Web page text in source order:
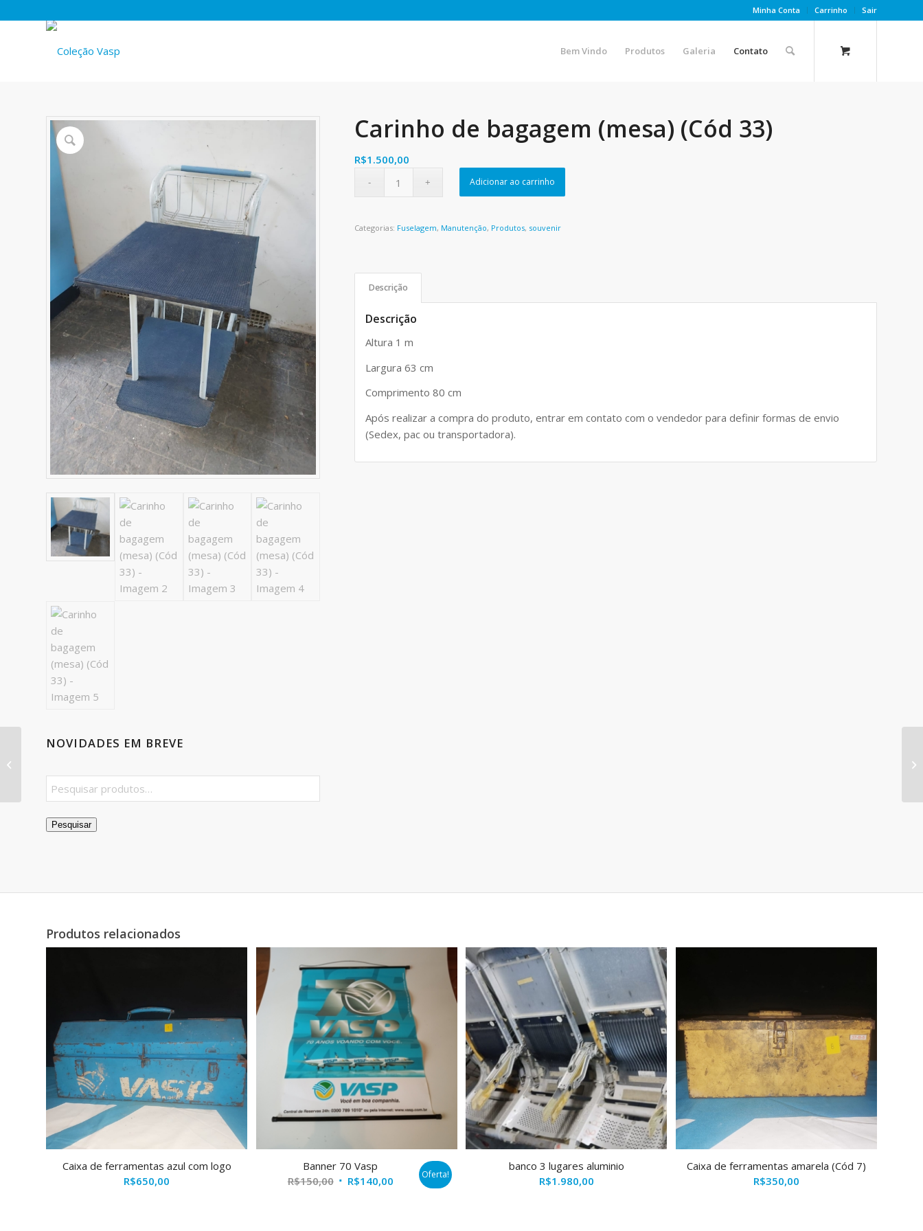
Minha Conta Carrinho Sair
Bem Vindo Produtos Galeria Contato
NOVIDADES EM BREVE
Pesquisar
Carinho de bagagem (mesa) (Cód 33)
R$1.500,00
Adicionar ao carrinho
Categorias: Fuselagem, Manutenção, Produtos, souvenir
Descrição
Descrição
Altura 1 m
Largura 63 cm
Comprimento 80 cm
Após realizar a compra do produto, entrar em contato com o vendedor para definir formas de envio
(Sedex, pac ou transportadora).
Produtos relacionados
Caixa de ferramentas azul com logo
R$650,00
Banner 70 Vasp
R$150,00 O R$140,00O
Oferta!
banco 3 lugares aluminio
R$1.980,00
Caixa de ferramentas amarela (Cód 7)
R$350,00